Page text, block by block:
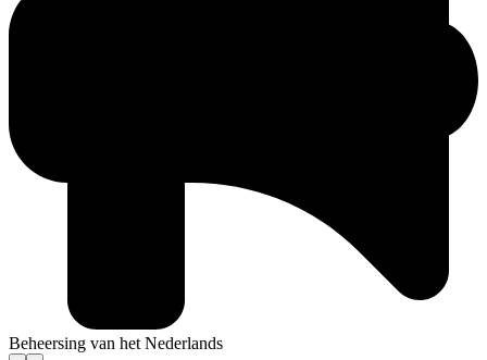
Beheersing van het Nederlands